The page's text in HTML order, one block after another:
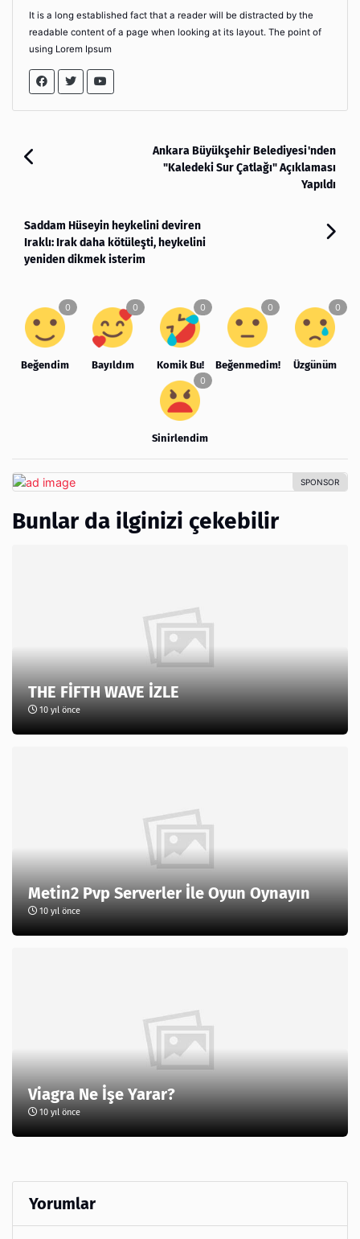
It is a long established fact that a reader will be distracted by the
readable content of a page when looking at its layout. The point of
using Lorem Ipsum
Ankara Büyükşehir Belediyesi'nden
"Kaledeki Sur Çatlağı" Açıklaması
Yapıldı
Saddam Hüseyin heykelini deviren
Iraklı: Irak daha kötüleşti, heykelini
yeniden dikmek isterim
Beğendim Bayıldım Komik Bu! Beğenmedim! Üzgünüm
Sinirlendim
Bunlar da ilginizi çekebilir
THE FİFTH WAVE İZLE
10 yıl önce
Metin2 Pvp Serverler İle Oyun Oynayın
10 yıl önce
Viagra Ne İşe Yarar?
10 yıl önce
Yorumlar